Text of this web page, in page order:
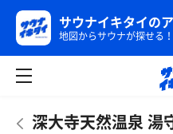
サウナイキタイの
地図からサウナが探せる！
深大寺天然温泉 湯